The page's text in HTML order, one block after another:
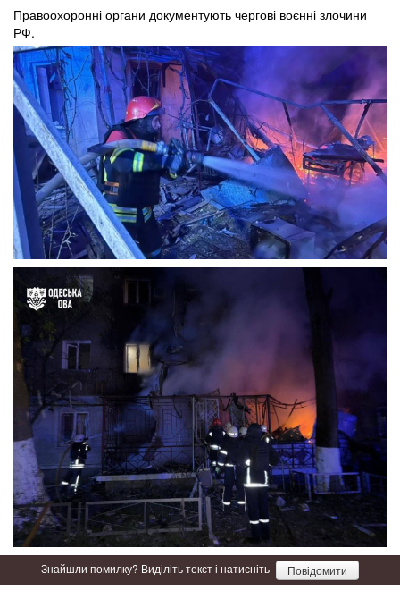
Правоохоронні органи документують чергові воєнні злочини
РФ.
Знайшли помилку? Виділіть текст і натисніть Повідомити